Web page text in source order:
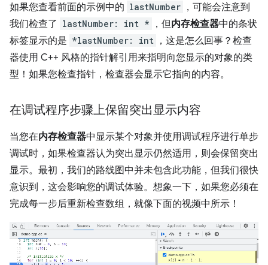
如果您查看前面的示例中的 lastNumber ，可能会注意到
我们检查了 lastNumber: int * ，但内存检查器中的条状
标签显示的是 *lastNumber: int ，这是怎么回事？检查
器使用 C++ 风格的指针解引用来指明向您显示的对象的类
型！如果您检查指针，检查器会显示它指向的内容。
在调试程序步骤上保留突出显示内容
当您在内存检查器中显示某个对象并使用调试程序进行单步
调试时，如果检查器认为突出显示仍然适用，则会保留突出
显示。最初，我们的路线图中并未包含此功能，但我们很快
意识到，这会影响您的调试体验。想象一下，如果您必须在
完成每一步后重新检查数组，就像下面的视频中所示！